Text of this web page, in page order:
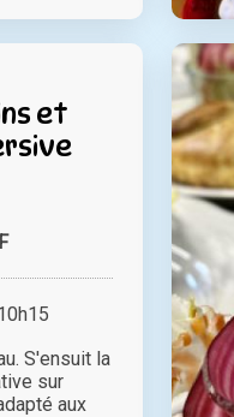
et
S'ensuit la
sur
aux